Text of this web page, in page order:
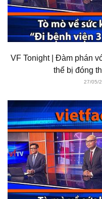
VF Tonight | Đàm phán
thể bị đóng
27/05/